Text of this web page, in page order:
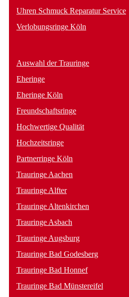
Uhren Schmuck Reparatur Service
Verlobungsringe Köln
Auswahl der Trauringe
Eheringe
Eheringe Köln
Freundschaftsringe
Hochwertige Qualität
Hochzeitsringe
Partnerringe Köln
Trauringe Aachen
Trauringe Alfter
Trauringe Altenkirchen
Trauringe Asbach
Trauringe Augsburg
Trauringe Bad Godesberg
Trauringe Bad Honnef
Trauringe Bad Münstereifel